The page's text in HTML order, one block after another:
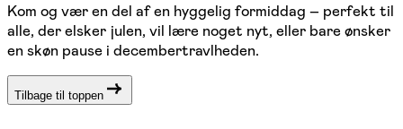
Kom og vær en del af en hyggelig formiddag – perfekt til
alle, der elsker julen, vil lære noget nyt, eller bare ønsker
en skøn pause i decembertravlheden.
Tilbage til toppen